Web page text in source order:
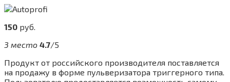
150 руб.
3 место 4.7/5
Продукт от российского производителя поставляется
на продажу в форме пульверизатора триггерного типа.